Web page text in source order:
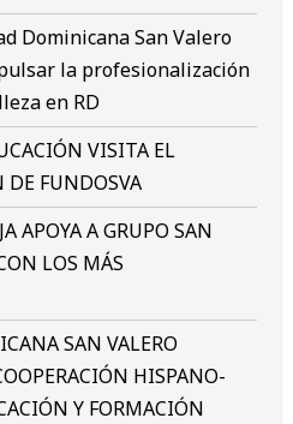
Dominicana San Valero
la profesionalización
en RD
VISITA EL
DE FUNDOSVA
APOYA A GRUPO SAN
LOS MÁS
SAN VALERO
HISPANO-
Y FORMACIÓN